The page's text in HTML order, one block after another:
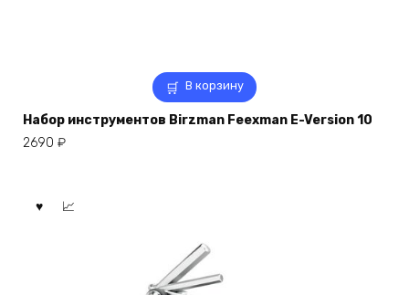
В корзину
Набор инструментов Birzman Feexman E-Version 10
2690 ₽